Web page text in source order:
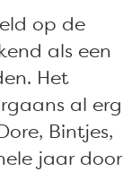
op de
als een
Het
al erg
Bintjes,
jaar door